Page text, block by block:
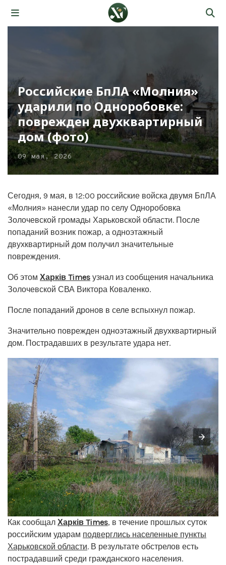
Российские БпЛА «Молния»
ударили по Одноробовке:
поврежден двухквартирный
дом (фото)
09 мая, 2026
Сегодня, 9 мая, в 12:00 российские войска двумя БпЛА
«Молния» нанесли удар по селу Одноробовка
Золочевской громады Харьковской области. После
попаданий возник пожар, а одноэтажный
двухквартирный дом получил значительные
повреждения.
Об этом Харків Times узнал из сообщения начальника
Золочевской СВА Виктора Коваленко.
После попаданий дронов в селе вспыхнул пожар.
Значительно поврежден одноэтажный двухквартирный
дом. Пострадавших в результате удара нет.
Как сообщал Харків Times, в течение прошлых суток
российским ударам подверглись населенные пункты
Харьковской области. В результате обстрелов есть
пострадавший среди гражданского населения.